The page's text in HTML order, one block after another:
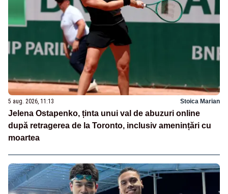
5 aug. 2026, 11:13 Stoica Marian
Jelena Ostapenko, ținta unui val de abuzuri online
după retragerea de la Toronto, inclusiv amenințări cu
moartea